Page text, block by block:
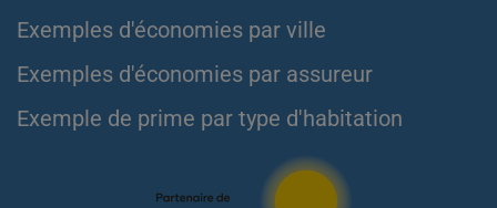
Exemples d'économies par ville
Exemples d'économies par assureur
Exemple de prime par type d'habitation